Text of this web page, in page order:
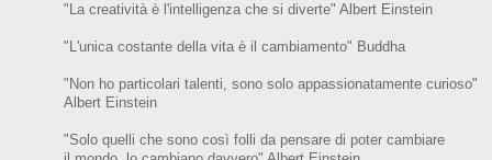
"La creatività è l'intelligenza che si diverte" Albert Einstein
"L'unica costante della vita è il cambiamento" Buddha
"Non ho particolari talenti, sono solo appassionatamente curioso"
Albert Einstein
"Solo quelli che sono così folli da pensare di poter cambiare